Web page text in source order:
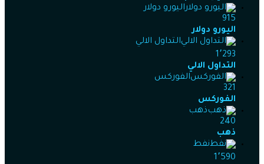
اليورو دولار
915
اليورو دولار
التداول الالي
1٬293
التداول الالي
الفوركس
321
الفوركس
ذهب
240
ذهب
نفط
1٬590